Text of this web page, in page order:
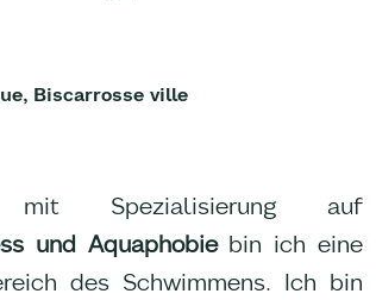
Biscarrosse ville
mit Spezialisierung auf
und Aquaphobiebin ich eine
des Schwimmens. Ich bin